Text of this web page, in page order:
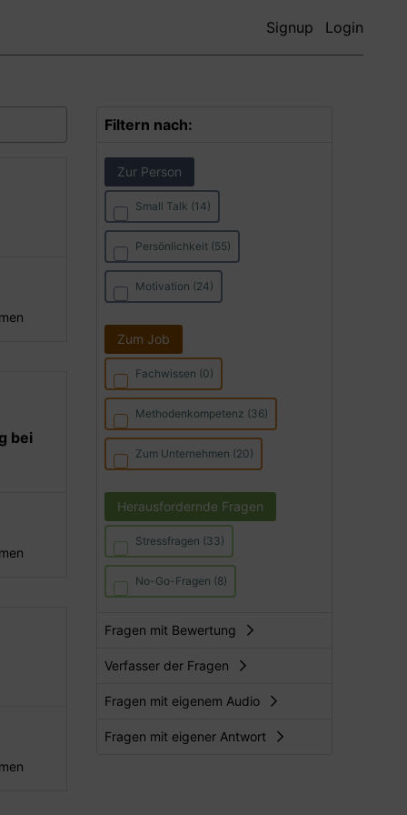
Signup Login
bei
Filtern nach:
Zur Person
Small Talk (14)
Persönlichkeit (55)
Motivation (24)
Zum Job
Fachwissen (0)
Methodenkompetenz (36)
Zum Unternehmen (20)
Herausfordernde Fragen
Stressfragen (33)
No-Go-Fragen (8)
Fragen mit Bewertung
Verfasser der Fragen
Fragen mit eigenem Audio
Fragen mit eigener Antwort